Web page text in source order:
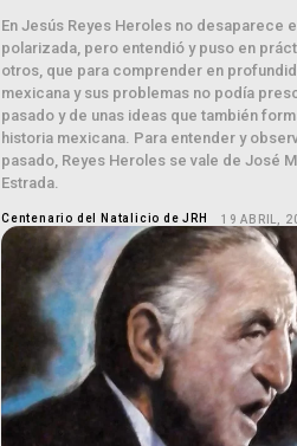
En Jesús Reyes Heroles no desaparece
polarizada, pero entendió y puso en
otros, que para comprender en
mexicana y sus problemas no podía
pasado y de unas ideas que también
historia mexicana. Para entender y
pasado, Reyes Heroles se vale de José
Estrada.
Centenario del Natalicio de JRH 19 ABRIL,